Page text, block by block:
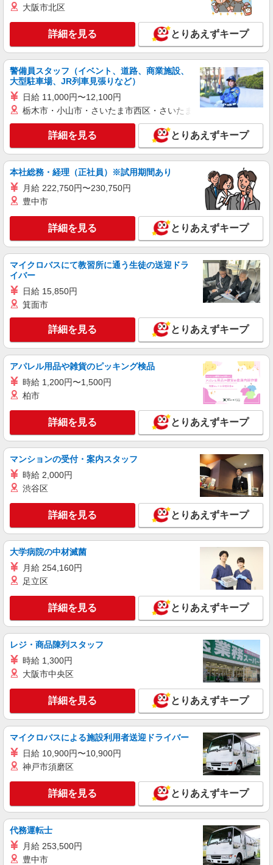
大阪市北区
詳細を見る とりあえずキープ
警備員スタッフ（イベント、道路、商業施設、
大型駐車場、JR列車見張りなど）
日給 11,000円〜12,100円
栃木市・小山市・さいたま市西区・さいたま市岩槻区・久喜市・
詳細を見る とりあえずキープ
本社総務・経理（正社員）※試用期間あり
月給 222,750円〜230,750円
豊中市
詳細を見る とりあえずキープ
マイクロバスにて教習所に通う生徒の送迎ドラ
イバー
日給 15,850円
箕面市
詳細を見る とりあえずキープ
アパレル用品や雑貨のピッキング検品
時給 1,200円〜1,500円
柏市
詳細を見る とりあえずキープ
マンションの受付・案内スタッフ
時給 2,000円
渋谷区
詳細を見る とりあえずキープ
大学病院の中材滅菌
月給 254,160円
足立区
詳細を見る とりあえずキープ
レジ・商品陳列スタッフ
時給 1,300円
大阪市中央区
詳細を見る とりあえずキープ
マイクロバスによる施設利用者送迎ドライバー
日給 10,900円〜10,900円
神戸市須磨区
詳細を見る とりあえずキープ
代務運転士
月給 253,500円
豊中市